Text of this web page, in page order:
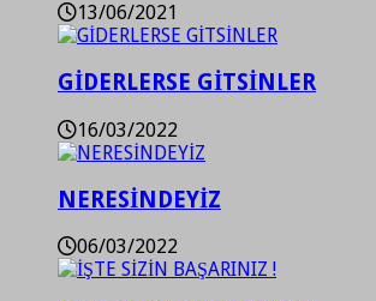
13/06/2021
GİDERLERSE GİTSİNLER
16/03/2022
NERESİNDEYİZ
06/03/2022